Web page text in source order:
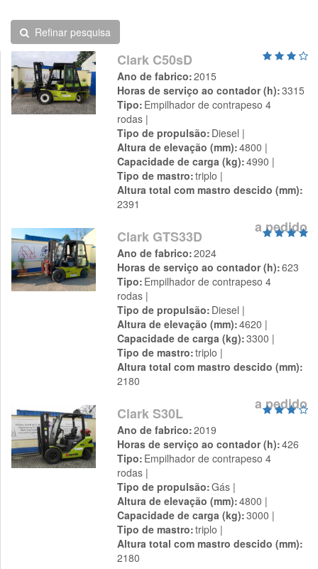
Refinar pesquisa
Clark C50sD
Ano de fabrico 2015
Horas de serviço ao contador (h) 3315
Tipo Empilhador de contrapeso 4
rodas
Tipo de propulsão Diesel
Altura de elevação (mm) 4800
Capacidade de carga (kg) 4990
Tipo de mastro triplo
Altura total com mastro descido (mm)
2391
a pedido
Clark GTS33D
Ano de fabrico 2024
Horas de serviço ao contador (h) 623
Tipo Empilhador de contrapeso 4
rodas
Tipo de propulsão Diesel
Altura de elevação (mm) 4620
Capacidade de carga (kg) 3300
Tipo de mastro triplo
Altura total com mastro descido (mm)
2180
a pedido
Clark S30L
Ano de fabrico 2019
Horas de serviço ao contador (h) 426
Tipo Empilhador de contrapeso 4
rodas
Tipo de propulsão Gás
Altura de elevação (mm) 4800
Capacidade de carga (kg) 3000
Tipo de mastro triplo
Altura total com mastro descido (mm)
2180